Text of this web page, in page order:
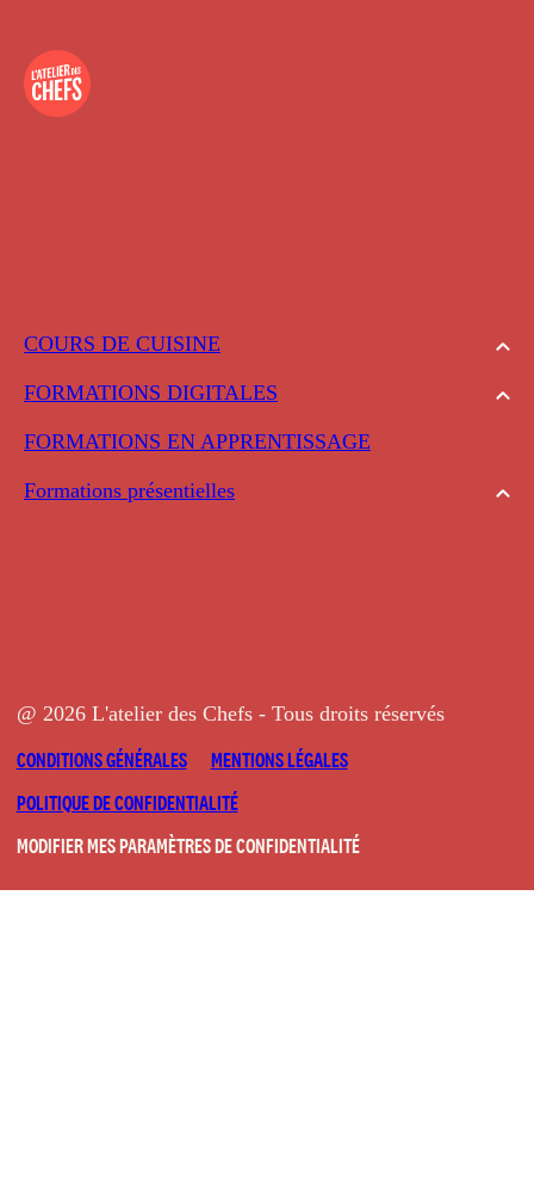
COURS DE CUISINE
FORMATIONS DIGITALES
FORMATIONS EN APPRENTISSAGE
Formations présentielles
@ 2026 L'atelier des Chefs - Tous droits réservés
CONDITIONS GÉNÉRALES
MENTIONS LÉGALES
POLITIQUE DE CONFIDENTIALITÉ
MODIFIER MES PARAMÈTRES DE CONFIDENTIALITÉ